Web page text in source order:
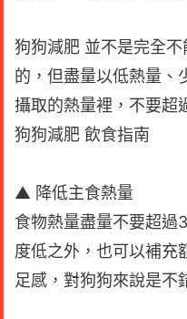
狗狗減肥 並不是完全
的，但盡量以低熱量、
攝取的熱量裡，不要超
狗狗減肥 飲食指南
▲ 降低主食熱量
食物熱量盡量不要超
度低之外，也可以補充
足感，對狗狗來說是不